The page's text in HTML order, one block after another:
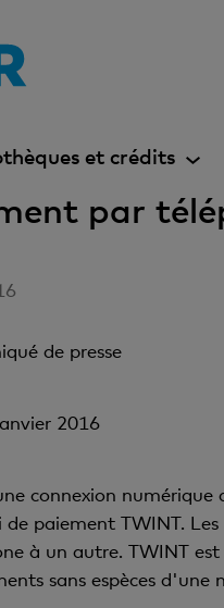
et crédits
par
de presse
2016
connexion numérique
de paiement TWINT.
à un autre. TWINT
sans espèces d'une